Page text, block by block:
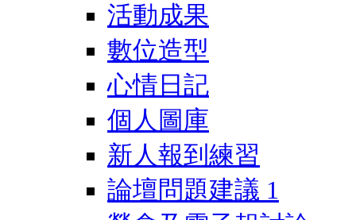
活動成果
數位造型
心情日記
個人圖庫
新人報到練習
論壇問題建議 1